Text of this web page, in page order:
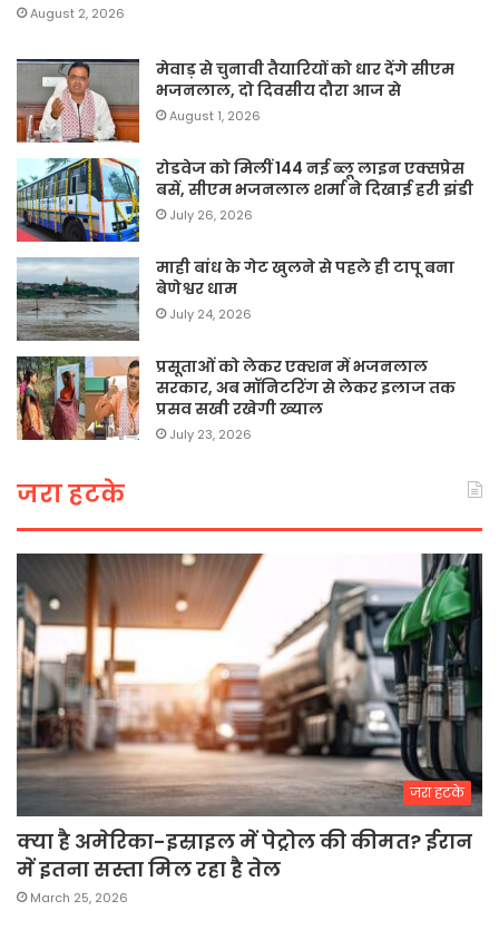
August 2, 2026
मेवाड़ से चुनावी तैयारियों को धार देंगे सीएम
भजनलाल, दो दिवसीय दौरा आज से
August 1, 2026
रोडवेज को मिलीं 144 नई ब्लू लाइन एक्सप्रेस
बसें, सीएम भजनलाल शर्मा ने दिखाई हरी झंडी
July 26, 2026
माही बांध के गेट खुलने से पहले ही टापू बना
बेणेश्वर धाम
July 24, 2026
प्रसूताओं को लेकर एक्शन में भजनलाल
सरकार, अब मॉनिटरिंग से लेकर इलाज तक
प्रसव सखी रखेगी ख्याल
July 23, 2026
जरा हटके
जरा हटके
क्या है अमेरिका-इस्राइल में पेट्रोल की कीमत? ईरान
में इतना सस्ता मिल रहा है तेल
March 25, 2026